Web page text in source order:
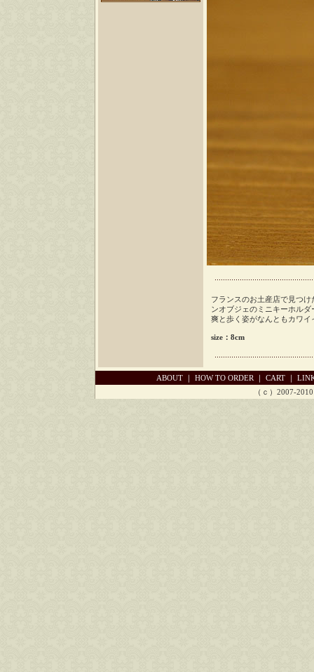
フランスのお土産店で見つ
ンオブジェのミニキーホル
爽と歩く姿がなんともカワイ
size：8cm
ABOUT ｜ HOW TO ORDER ｜ CART ｜
（ｃ）2007-